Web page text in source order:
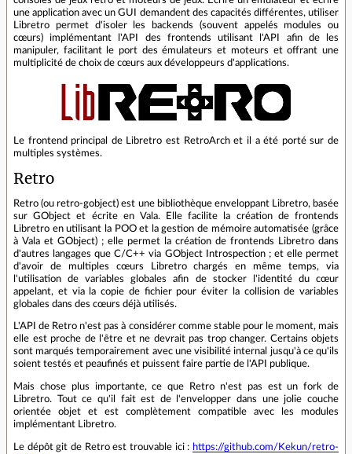
une application avec un GUI demandent des capacités différentes, utiliser
Libretro permet d'isoler les backends (souvent appelés modules ou
cœurs) implémentant l'API des frontends utilisant l'API afin de les
manipuler, facilitant le port des émulateurs et moteurs et offrant une
multiplicité de choix de cœurs aux développeurs d'applications.
Le frontend principal de Libretro est RetroArch et il a été porté sur de
multiples systèmes.
Retro
Retro (ou retro-gobject) est une bibliothèque enveloppant Libretro, basée
sur GObject et écrite en Vala. Elle facilite la création de frontends
Libretro en utilisant la POO et la gestion de mémoire automatisée (grâce
à Vala et GObject) ; elle permet la création de frontends Libretro dans
d'autres langages que C/C++ via GObject Introspection ; et elle permet
d'avoir de multiples cœurs Libretro chargés en même temps, via
l'utilisation de variables globales afin de stocker l'identité du cœur
appelant, et via la copie de fichier pour éviter la collision de variables
globales dans des cœurs déjà utilisés.
L'API de Retro n'est pas à considérer comme stable pour le moment, mais
elle est proche de l'être et ne devrait pas trop changer. Certains objets
sont marqués temporairement avec une visibilité internal jusqu'à ce qu'ils
soient testés et peaufinés et puissent faire partie de l'API publique.
Mais chose plus importante, ce que Retro n'est pas est un fork de
Libretro. Tout ce qu'il fait est de l'envelopper dans une jolie couche
orientée objet et est complètement compatible avec les modules
implémentant Libretro.
Le dépôt git de Retro est trouvable ici : https://github.com/Kekun/retro-